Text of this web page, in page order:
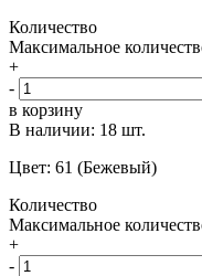
Количество
Максимальное
+
-
в корзину
В наличии: 18 шт.
Цвет: 61 (Бежевый)
Количество
Максимальное
+
-